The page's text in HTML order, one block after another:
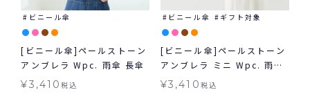
ビニール傘
[ビニール傘]ペールストーン
アンブレラ Wpc. 雨傘 長傘
¥3,410税込
ビニール傘 ギフト対象
[ビニール傘]ペールストーン
アンブレラ ミニ Wpc. 雨傘
折りたたみ ギフト対象
¥3,410 税込